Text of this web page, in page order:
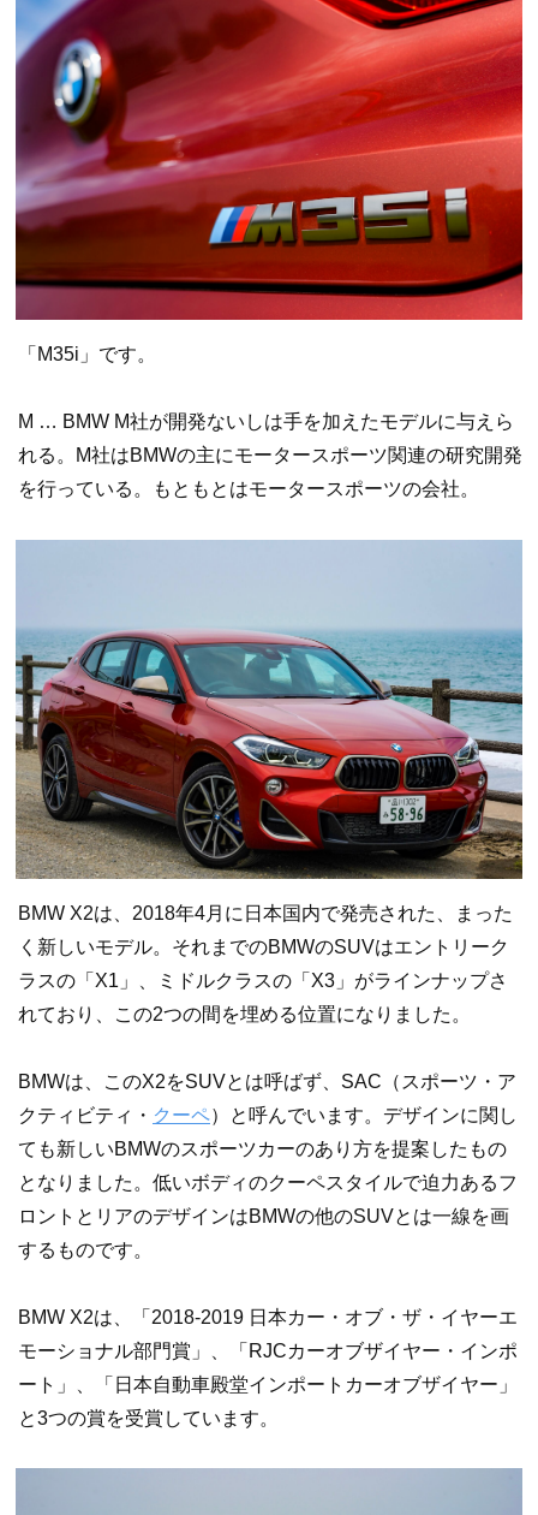
「M35i」です。
M … BMW M社が開発ないしは手を加えたモデルに与えら
れる。M社はBMWの主にモータースポーツ関連の研究開発
を行っている。もともとはモータースポーツの会社。
BMW X2は、2018年4月に日本国内で発売された、まった
く新しいモデル。それまでのBMWのSUVはエントリーク
ラスの「X1」、ミドルクラスの「X3」がラインナップさ
れており、この2つの間を埋める位置になりました。
BMWは、このX2をSUVとは呼ばず、SAC（スポーツ・ア
クティビティ・ クーペ）と呼んでいます。デザインに関し
ても新しいBMWのスポーツカーのあり方を提案したもの
となりました。低いボディのクーペスタイルで迫力あるフ
ロントとリアのデザインはBMWの他のSUVとは一線を画
するものです。
BMW X2は、「2018-2019 日本カー・オブ・ザ・イヤーエ
モーショナル部門賞」、「RJCカーオブザイヤー・インポ
ート」、「日本自動車殿堂インポートカーオブザイヤー」
と3つの賞を受賞しています。